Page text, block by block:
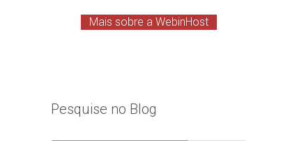
Mais sobre a WebinHost
Pesquise no Blog